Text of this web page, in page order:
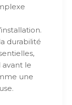
durabilité
avant le
une